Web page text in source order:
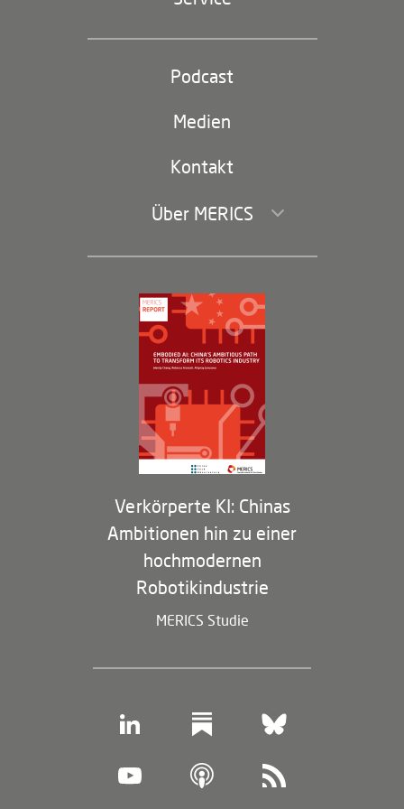
Partei und Staat
navigation)
Podcast
Medien
Kontakt
Über MERICS
Geschäftsführung und Bereiche
Governance
Arbeiten bei MERICS
Partner
Membership Program
Verkörperte KI: Chinas
Ambitionen hin zu einer
hochmodernen
Robotikindustrie
MERICS Studie